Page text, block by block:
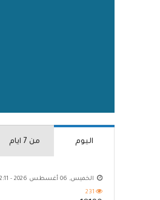
اليوم من 7 ايام
الخميس, 06 أغسطس 2026 - 12:11 ص
231